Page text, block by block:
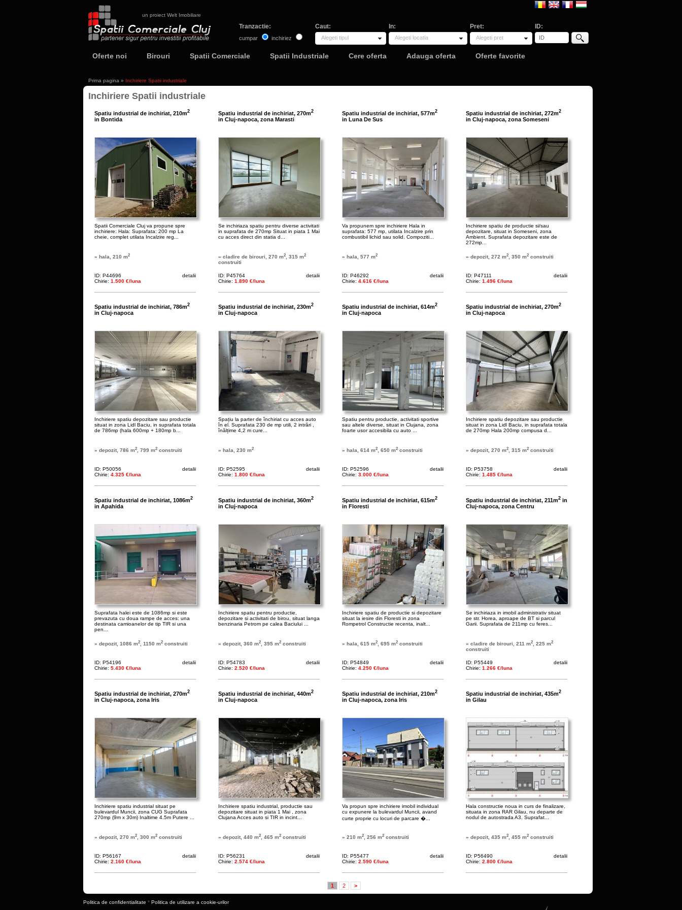
un proiect Welt Imobiliare
Tranzactie:
cumpar inchiriez
Caut:
Alegeti tipul
In:
Alegeti locatia
Pret:
Alegeti pret
ID:
Oferte noi Birouri Spatii Comerciale Spatii Industriale Cere oferta Adauga oferta Oferte favorite
Prima pagina » Inchiriere Spatii industriale
Inchiriere Spatii industriale
Spatiu industrial de inchiriat, 210m2
in Bontida
Spatii Comerciale Cluj va propune spre
inchiriere: Hala: Suprafata: 200 mp La
cheie, complet utilata Incalzire reg...
» hala, 210 m2
detalii
ID: P44696
Chirie: 1.500 €/luna
Spatiu industrial de inchiriat, 270m2
in Cluj-napoca, zona Marasti
Se inchiriaza spatiu pentru diverse activitati
in suprafata de 270mp Situat in piata 1 Mai
cu acces direct din statia d...
» cladire de birouri, 270 m2, 315 m2
construiti
detalii
ID: P45764
Chirie: 1.890 €/luna
Spatiu industrial de inchiriat, 577m2
in Luna De Sus
Va propunem spre inchiriere Hala in
suprafata: 577 mp, utilata Incalzire prin
combustibil lichid sau solid. Compoziti...
» hala, 577 m2
detalii
ID: P46292
Chirie: 4.616 €/luna
Spatiu industrial de inchiriat, 272m2
in Cluj-napoca, zona Someseni
Inchiriere spatiu de productie si/sau
depozitare, situat in Someseni, zona
Ambient. Suprafata depozitare este de
272mp...
» depozit, 272 m2, 350 m2 construiti
detalii
ID: P47111
Chirie: 1.496 €/luna
Spatiu industrial de inchiriat, 786m2
in Cluj-napoca
Inchiriere spatiu depozitare sau productie
situat in zona Lidl Baciu, in suprafata totala
de 786mp (hala 600mp + 180mp b...
» depozit, 786 m2, 799 m2 construiti
detalii
ID: P50056
Chirie: 4.325 €/luna
Spatiu industrial de inchiriat, 230m2
in Cluj-napoca
Spațiu la parter de închiriat cu acces auto
în el. Suprafata 230 de mp utili, 2 intrări ,
înălțime 4,2 m cure...
» hala, 230 m2
detalii
ID: P52595
Chirie: 1.800 €/luna
Spatiu industrial de inchiriat, 614m2
in Cluj-napoca
Spatiu pentru productie, activitati sportive
sau altele diverse, situat in Clujana, zona
foarte usor accesibila cu auto ...
» hala, 614 m2, 650 m2 construiti
detalii
ID: P52596
Chirie: 3.000 €/luna
Spatiu industrial de inchiriat, 270m2
in Cluj-napoca
Inchiriere spatiu depozitare sau productie
situat in zona Lidl Baciu, in suprafata totala
de 270mp Hala 200mp compusa d...
» depozit, 270 m2, 315 m2 construiti
detalii
ID: P53758
Chirie: 1.485 €/luna
Spatiu industrial de inchiriat, 1086m2
in Apahida
Suprafata halei este de 1086mp si este
prevazuta cu doua rampe de acces: una
destinata camioanelor de tip TIR si una
pen...
» depozit, 1086 m2, 1150 m2 construiti
detalii
ID: P54196
Chirie: 5.430 €/luna
Spatiu industrial de inchiriat, 360m2
in Cluj-napoca
Inchiriere spatiu pentru productie,
depozitare si activitati de birou, situat langa
benzinaria Petrom pe calea Baciului ...
» depozit, 360 m2, 395 m2 construiti
detalii
ID: P54783
Chirie: 2.520 €/luna
Spatiu industrial de inchiriat, 615m2
in Floresti
Inchiriere spatiu de productie si depozitare
situat la iesire din Floresti in zona
Rompetrol Constructie recenta, inalt...
» hala, 615 m2, 695 m2 construiti
detalii
ID: P54849
Chirie: 4.250 €/luna
Spatiu industrial de inchiriat, 211m2 in
Cluj-napoca, zona Centru
Se inchiriaza in imobil administrativ situat
pe str. Horea, aproape de BT si parcul
Garii. Suprafata de 211mp cu feres...
» cladire de birouri, 211 m2, 225 m2
construiti
detalii
ID: P55449
Chirie: 1.266 €/luna
Spatiu industrial de inchiriat, 270m2
in Cluj-napoca, zona Iris
Inchiriere spatiu industrial situat pe
bulevardul Muncii, zona CUG Suprafata
270mp (9m x 30m) Inaltime 4.5m Putere ...
» depozit, 270 m2, 300 m2 construiti
detalii
ID: P56167
Chirie: 2.160 €/luna
Spatiu industrial de inchiriat, 440m2
in Cluj-napoca
Inchiriere spatiu industrial, productie sau
depozitare situat in piata 1 Mai , zona
Clujana Acces auto si TIR in incint...
» depozit, 440 m2, 465 m2 construiti
detalii
ID: P56231
Chirie: 2.574 €/luna
Spatiu industrial de inchiriat, 210m2
in Cluj-napoca, zona Iris
Va propun spre inchiriere imobil individual
cu expunere la bulevardul Muncii, avand
curte proprie cu locuri de parcare �...
» 210 m2, 256 m2 construiti
detalii
ID: P55477
Chirie: 2.590 €/luna
Spatiu industrial de inchiriat, 435m2
in Gilau
Hala constructie noua in curs de finalizare,
situata in zona RAR Gilau, nu departe de
nodul de autostrada A3. Suprafat...
» depozit, 435 m2, 455 m2 construiti
detalii
ID: P56490
Chirie: 2.800 €/luna
1 2 >
Politica de confidentialitate * Politica de utilizare a cookie-urilor